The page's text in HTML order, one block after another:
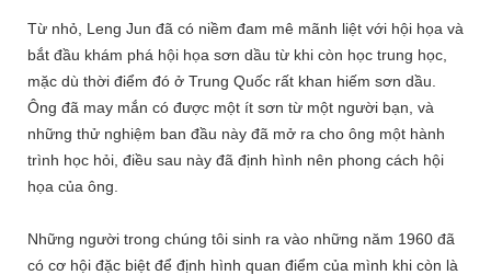
Từ nhỏ, Leng Jun đã có niềm đam mê mãnh liệt với hội họa và
bắt đầu khám phá hội họa sơn dầu từ khi còn học trung học,
mặc dù thời điểm đó ở Trung Quốc rất khan hiếm sơn dầu.
Ông đã may mắn có được một ít sơn từ một người bạn, và
những thử nghiệm ban đầu này đã mở ra cho ông một hành
trình học hỏi, điều sau này đã định hình nên phong cách hội
họa của ông.
Những người trong chúng tôi sinh ra vào những năm 1960 đã
có cơ hội đặc biệt để định hình quan điểm của mình khi còn là